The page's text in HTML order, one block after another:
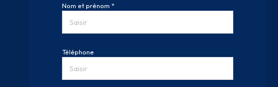
Nom et prénom *
Téléphone